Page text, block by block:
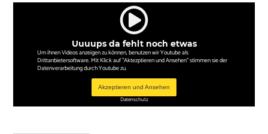
Uuuups da fehlt noch etwas
Um ihnen Videos anzeigen zu können, benutzen wir Youtube als
Drittanbietersoftware. Mit Klick auf "Aktezptieren und Ansehen" stimmen sie der
Datenverarbeitung durch Youtube zu.
Akzeptieren und Ansehen
Datenschutz